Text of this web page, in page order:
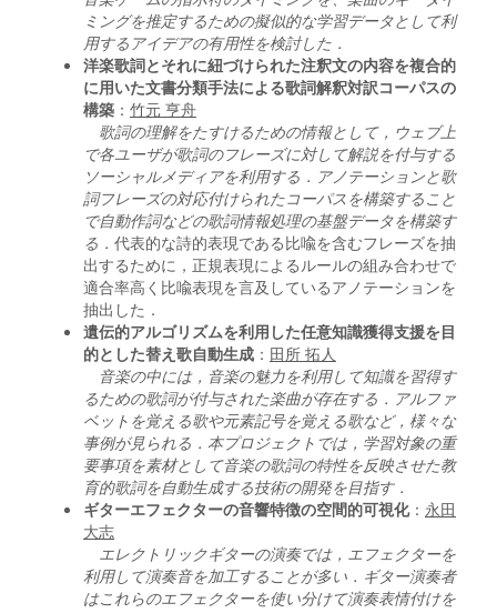
ミングを推定するための擬似的な学習データとして利
用するアイデアの有用性を検討した．
洋楽歌詞とそれに紐づけられた注釈文の内容を複合的
に用いた文書分類手法による歌詞解釈対訳コーパスの
構築 ： 竹元 亨舟
歌詞の理解をたすけるための情報として，ウェブ上
で各ユーザが歌詞のフレーズに対して解説を付与する
ソーシャルメディアを利用する．アノテーションと歌
詞フレーズの対応付けられたコーパスを構築すること
で自動作詞などの歌詞情報処理の基盤データを構築す
る． 代表的な詩的表現である比喩を含むフレーズを抽
出するために，正規表現によるルールの組み合わせで
適合率高く比喩表現を言及しているアノテーションを
抽出した．
遺伝的アルゴリズムを利用した任意知識獲得支援を目
的とした替え歌自動生成 ： 田所 拓人
音楽の中には，音楽の魅力を利用して知識を習得す
るための歌詞が付与された楽曲が存在する．アルファ
ベットを覚える歌や元素記号を覚える歌など，様々な
事例が見られる．本プロジェクトでは，学習対象の重
要事項を素材として音楽の歌詞の特性を反映させた教
育的歌詞を自動生成する技術の開発を目指す．
ギターエフェクターの音響特徴の空間的可視化： 永田
大志
エレクトリックギターの演奏では，エフェクターを
利用して演奏音を加工することが多い．ギター演奏者
はこれらのエフェクターを使い分けて演奏表情付けを